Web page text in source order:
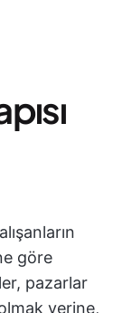
göre
pazarlar
yerine,